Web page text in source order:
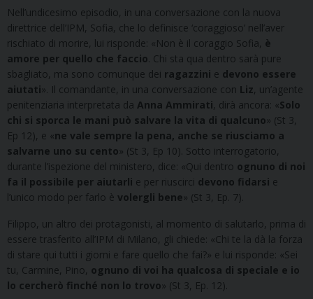
Nell’undicesimo episodio, in una conversazione con la nuova
direttrice dell’IPM, Sofia, che lo definisce ‘coraggioso’ nell’aver
rischiato di morire, lui risponde: «Non è il coraggio Sofia, è
amore per quello che faccio. Chi sta qua dentro sarà pure
sbagliato, ma sono comunque dei ragazzini e devono essere
aiutati». Il comandante, in una conversazione con Liz, un’agente
penitenziaria interpretata da Anna Ammirati, dirà ancora: «Solo
chi si sporca le mani può salvare la vita di qualcuno» (St 3,
Ep 12), e «ne vale sempre la pena, anche se riusciamo a
salvarne uno su cento» (St 3, Ep 10). Sotto interrogatorio,
durante l’ispezione del ministero, dice: «Qui dentro ognuno di noi
fa il possibile per aiutarli e per riuscirci devono fidarsi e
l’unico modo per farlo è volergli bene» (St 3, Ep. 7).
Filippo, un altro dei protagonisti, al momento di salutarlo, prima di
essere trasferito all’IPM di Milano, gli chiede: «Chi te la dà la forza
di stare qui tutti i giorni e fare quello che fai?» e lui risponde: «Sei
tu, Carmine, Pino, ognuno di voi ha qualcosa di speciale e io
lo cercherò finché non lo trovo» (St 3, Ep. 12).